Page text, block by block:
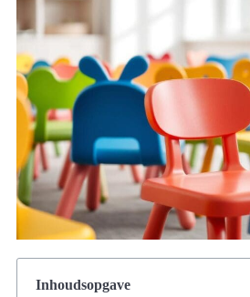
Inhoudsopgave